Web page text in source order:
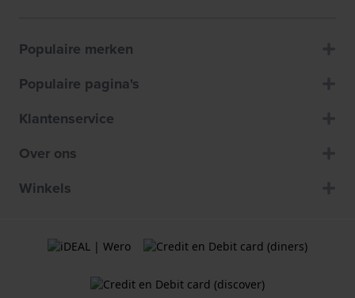
Populaire merken
Populaire pagina's
Klantenservice
Over ons
Winkels